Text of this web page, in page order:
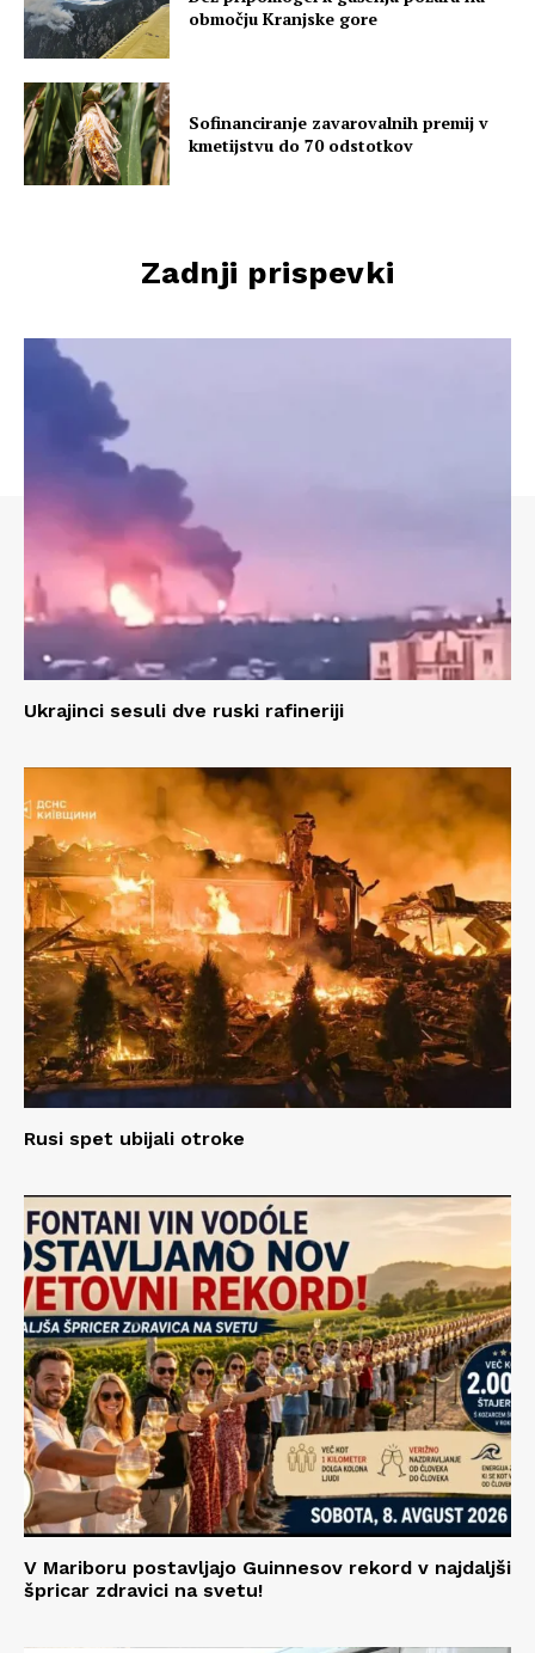
območju Kranjske gore
Sofinanciranje zavarovalnih premij v
kmetijstvu do 70 odstotkov
Zadnji prispevki
Ukrajinci sesuli dve ruski rafineriji
Rusi spet ubijali otroke
V Mariboru postavljajo Guinnesov rekord v najdaljši
špricar zdravici na svetu!